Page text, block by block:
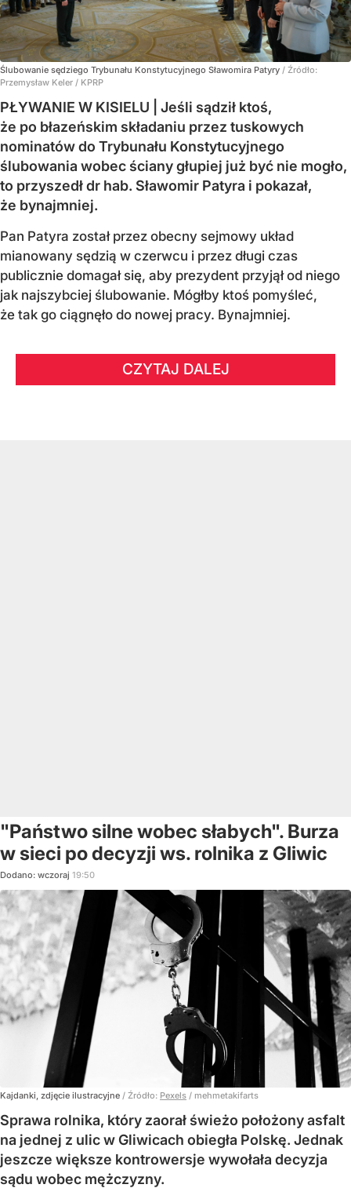
Ślubowanie sędziego Trybunału Konstytucyjnego Sławomira Patyry / Źródło:
Przemysław Keler / KPRP
PŁYWANIE W KISIELU | Jeśli sądził ktoś,
że po błazeńskim składaniu przez tuskowych
nominatów do Trybunału Konstytucyjnego
ślubowania wobec ściany głupiej już być nie mogło,
to przyszedł dr hab. Sławomir Patyra i pokazał,
że bynajmniej.
Pan Patyra został przez obecny sejmowy układ
mianowany sędzią w czerwcu i przez długi czas
publicznie domagał się, aby prezydent przyjął od niego
jak najszybciej ślubowanie. Mógłby ktoś pomyśleć,
że tak go ciągnęło do nowej pracy. Bynajmniej.
CZYTAJ DALEJ
"Państwo silne wobec słabych". Burza
w sieci po decyzji ws. rolnika z Gliwic
Dodano: wczoraj 19:50
Kajdanki, zdjęcie ilustracyjne / Źródło: Pexels / mehmetakifarts
Sprawa rolnika, który zaorał świeżo położony asfalt
na jednej z ulic w Gliwicach obiegła Polskę. Jednak
jeszcze większe kontrowersje wywołała decyzja
sądu wobec mężczyzny.